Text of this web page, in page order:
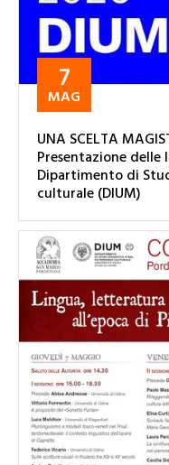
7
MAG
UNA SCELTA
Presentazione delle
Dipartimento di
culturale (DIUM)